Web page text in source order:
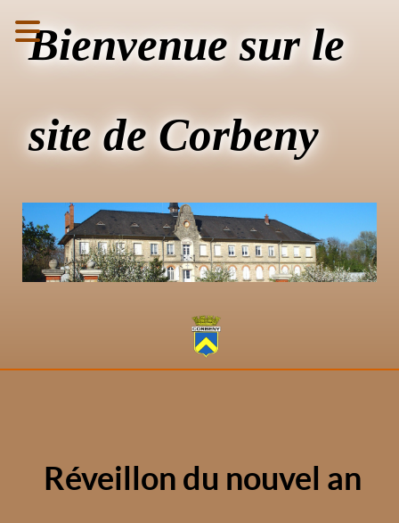
Bienvenue sur le
site de Corbeny
Réveillon du nouvel an